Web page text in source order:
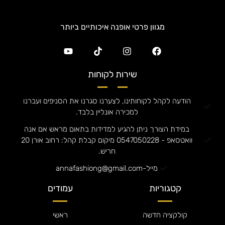
מגוון פרטי אופנה איכותיים ביותר
שירות לקוחות
הודעה לקהל לקוחותינו, לצערנו סגרנו את הסניפים ועברנו
למכירה אונליין בלבד.
במידת הצורך ניתן להגיע למדידות בתאום מראש אם אנה
וואטסאפ - 0547050228 מיקום קבלת קהל: רחוב אורן 20
חריש.
מייל-annafashiong@gmail.com
קטגוריות
קולקציה חדשה
עמודים
ראשי